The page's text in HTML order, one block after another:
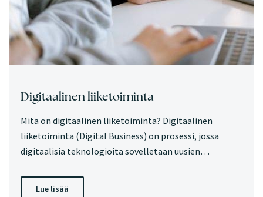
Digitaalinen liiketoiminta
Mitä on digitaalinen liiketoiminta? Digitaalinen
liiketoiminta (Digital Business) on prosessi, jossa
digitaalisia teknologioita sovelletaan uusien…
Lue lisää